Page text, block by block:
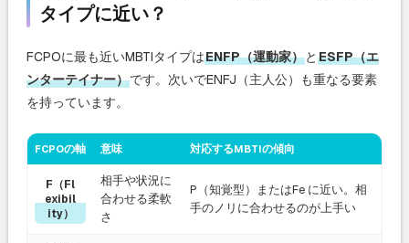
タイプに近い？
FCPOに最も近いMBTIタイプはENFP（運動家）と ESFP（エ
ンターテイナー）です。次いでENFJ（主人公）も重なる要素
を持っています。
FCPOの軸 意味 対応するMBTIの傾向
F（Fl
exibil
ity）
相手や状況に
合わせる柔軟
さ
P（知覚型）またはFe に近い。相
手のノリに合わせるのが上手い